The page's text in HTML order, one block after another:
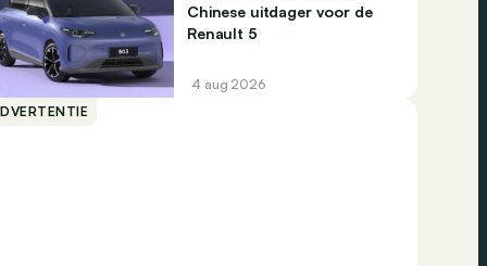
Chinese uitdager voor de
Renault 5
4 aug 2026